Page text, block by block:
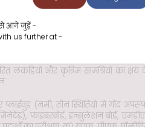
डोर शटर का परीक्षण (पहचान/नमी की
गुरुत्व, विखंडन मापांक आदि जैसे एकल
प्रवेश और प्रतिधारण का निर्धारण,
स्क्रीनिंग परीक्षण, कवक के विरुद्ध
लकड़ियों और कृत्रिम सामग्रियों का
(नमी, तीन स्थितियों में गोंद
फाइबरबोर्ड, इन्सुलेशन बोर्ड,
आगे जुड़ें -
us further at -